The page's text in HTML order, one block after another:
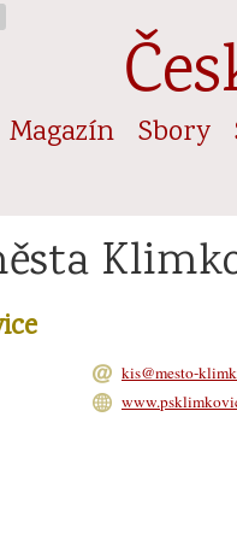
Magazín Sbory
kis@mesto-